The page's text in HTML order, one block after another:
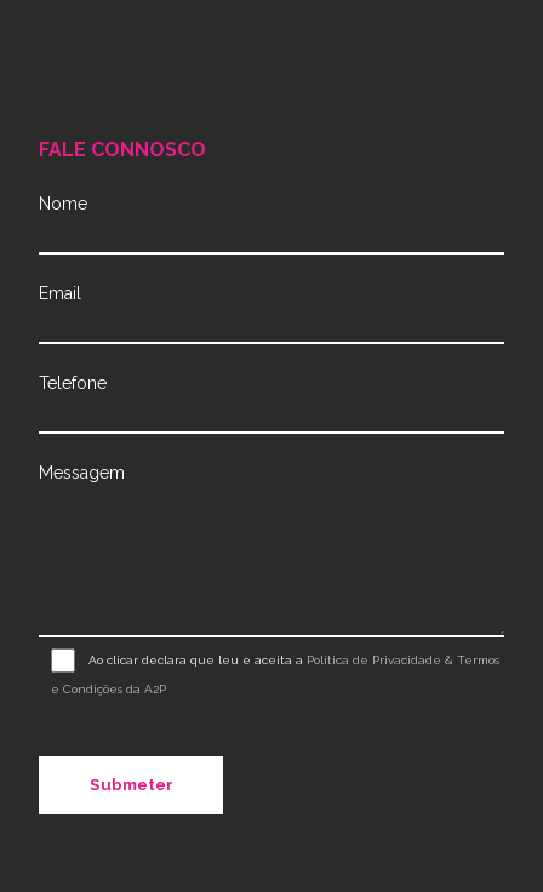
FALE CONNOSCO
Nome
Email
Telefone
Messagem
Ao clicar declara que leu e aceita a Política de Privacidade & Termos
e Condições da A2P